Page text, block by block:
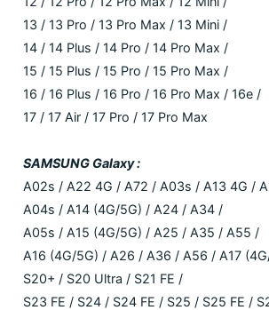
13 / 13 Pro / 13 Pro Max / 13 Mini /
14 / 14 Plus / 14 Pro / 14 Pro Max /
15 / 15 Plus / 15 Pro / 15 Pro Max /
16 / 16 Plus / 16 Pro / 16 Pro Max / 16e /
17 / 17 Air / 17 Pro / 17 Pro Max
SAMSUNG Galaxy :
A02s / A22 4G / A72 / A03s / A13 4G /
A04s / A14 (4G/5G) / A24 / A34 /
A05s / A15 (4G/5G) / A25 / A35 / A55 /
A16 (4G/5G) / A26 / A36 / A56 / A17
S20+ / S20 Ultra / S21 FE /
S23 FE / S24 / S24 FE / S25 / S25 FE /